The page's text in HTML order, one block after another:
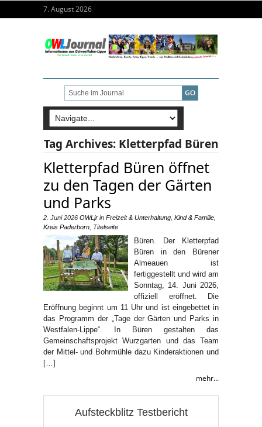
7. August 2026
Tag Archives: Kletterpfad Büren
Kletterpfad Büren öffnet
zu den Tagen der Gärten
und Parks
2. Juni 2026 OWLjr in Freizeit & Unterhaltung Kind & Familie
Kreis Paderborn Titelseite
Büren. Der Kletterpfad
Büren in den Bürener
Almeauen ist
fertiggestellt und wird am
Sonntag, 14. Juni 2026,
offiziell eröffnet. Die
Eröffnung beginnt um 11 Uhr und ist eingebettet in
das Programm der „Tage der Gärten und Parks in
Westfalen-Lippe“. In Büren gestalten das
Gemeinschaftsprojekt Wurzgarten und das Team
der Mittel- und Bohrmühle dazu Kinderaktionen und
[…]
mehr...
Aufsteckblitz Testbericht